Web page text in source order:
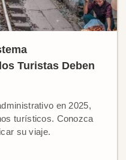
Turistas Deben
en 2025,
turísticos. Conozca
su viaje.